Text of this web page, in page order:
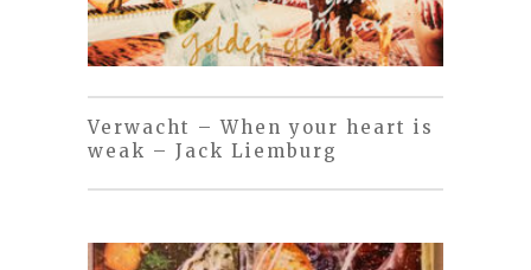
Verwacht – When your heart is
weak – Jack Liemburg